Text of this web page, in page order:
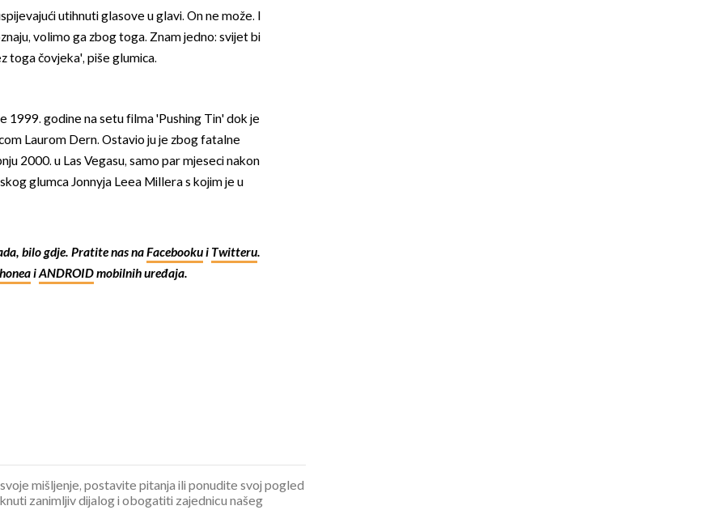
utihnuti glasove u glavi. On ne može. I
volimo ga zbog toga. Znam jedno: svijet bi
toga čovjeka', piše glumica.
1999. godine na setu filma 'Pushing Tin' dok je
Laurom Dern. Ostavio ju je zbog fatalne
2000. u Las Vegasu, samo par mjeseci nakon
glumca Jonnyja Leea Millera s kojim je u
bilo gdje. Pratite nas naFacebookui Twitteru.
iANDROIDmobilnih uređaja.
mišljenje, postavite pitanja ili ponudite svoj pogled
zanimljiv dijalog i obogatiti zajednicu našeg
OMOGUĆI OBAVIJESTI